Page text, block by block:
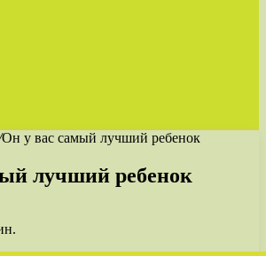
Он у вас самый лучший ребенок
лучший ребенок